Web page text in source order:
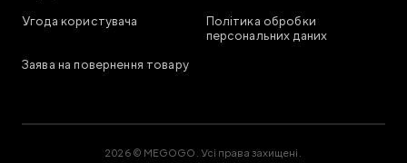
Угода користувача
Політика обробки
персональних даних
Заява на повернення товару
2026 © MEGOGO. Усі права захищені.